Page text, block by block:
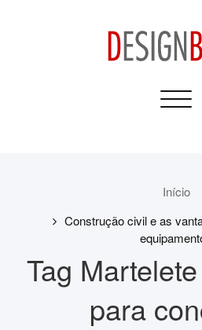
Início
Construção civil e as
Tag
para